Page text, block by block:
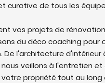
curative de tous les
vos projets de
du déco coaching pour
l'architecture d'intérieur
veillons à l'entretien et
propriété tout au long